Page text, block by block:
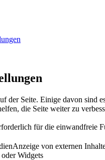
der Seite. Einige davon sind
die Seite weiter zu
für die einwandfreie
Anzeige von externen
Widgets